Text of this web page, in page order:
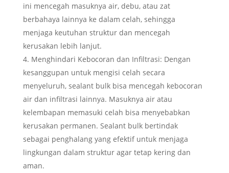
ini mencegah masuknya air, debu, atau zat
berbahaya lainnya ke dalam celah, sehingga
menjaga keutuhan struktur dan mencegah
kerusakan lebih lanjut.
Menghindari Kebocoran dan Infiltrasi: Dengan
kesanggupan untuk mengisi celah secara
menyeluruh, sealant bulk bisa mencegah kebocoran
air dan infiltrasi lainnya. Masuknya air atau
kelembapan memasuki celah bisa menyebabkan
kerusakan permanen. Sealant bulk bertindak
sebagai penghalang yang efektif untuk menjaga
lingkungan dalam struktur agar tetap kering dan
aman.